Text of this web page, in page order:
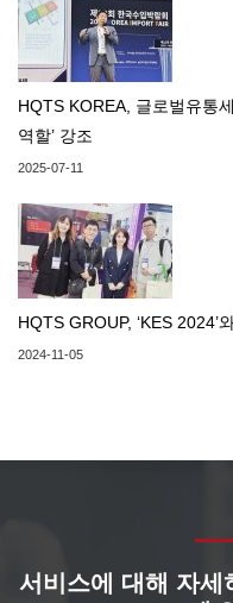
HQTS KOREA, 글로벌유통
역할’ 강조
2025-07-11
HQTS GROUP, ‘KES 2024’
2024-11-05
서비스에 대해 자세